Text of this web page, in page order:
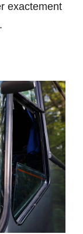
exactement